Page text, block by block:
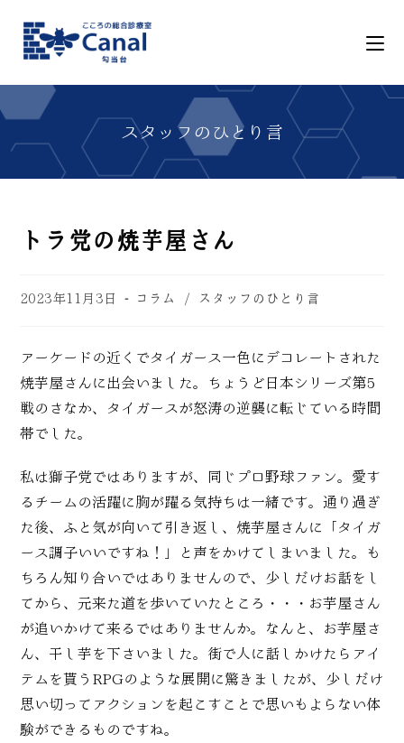
トラ党の焼芋屋さん
2023年11月3日 コラム / スタッフのひとり言
アーケードの近くでタイガース一色にデコレートされた
焼芋屋さんに出会いました。ちょうど日本シリーズ第5
戦のさなか、タイガースが怒涛の逆襲に転じている時間
帯でした。
私は獅子党ではありますが、同じプロ野球ファン。愛す
るチームの活躍に胸が躍る気持ちは一緒です。通り過ぎ
た後、ふと気が向いて引き返し、焼芋屋さんに「タイガ
ース調子いいですね！」と声をかけてしまいました。も
ちろん知り合いではありませんので、少しだけお話をし
てから、元来た道を歩いていたところ・・・お芋屋さん
が追いかけて来るではありませんか。なんと、お芋屋さ
ん、干し芋を下さいました。街で人に話しかけたらアイ
テムを貰うRPGのような展開に驚きましたが、少しだけ
思い切ってアクションを起こすことで思いもよらない体
験ができるものですね。